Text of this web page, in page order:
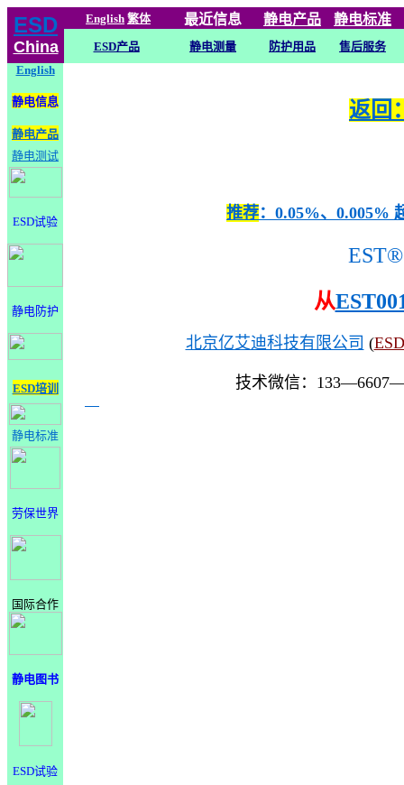
ESD
China
English 繁体 最近信息 静电产品 静电标准
ESD产品 静电测量 防护用品
售后服务
English
静电信息
静电产品
静电测试
ESD试验
静电防护
ESD培训
静电标准
劳保世界
国际合作
静电图书
ESD试验
返回
推荐：0.05%、0.005%
EST®
从
北京亿艾迪科技有限公司 (
技术微信：